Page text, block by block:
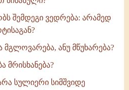
შემდეგი ვედრება: არამედ
მგლოვარება, ანუ მწუხარება?
მრისხანება?
სულიერი სიმშვიდე